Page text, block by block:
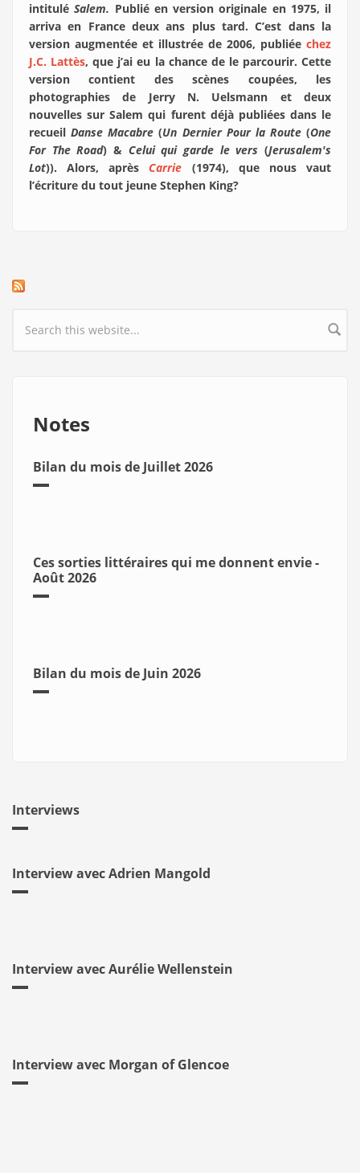
intituléSalem. Publié en version originale en 1975, il
arriva en France deux ans plus tard. C’est dans la
version augmentée et illustrée de 2006, publiée chez
J.C. Lattès, que j’ai eu la chance de le parcourir. Cette
version contient des scènes coupées, les
photographies de Jerry N. Uelsmann et deux
nouvelles sur Salem qui furent déjà publiées dans le
recueilDanse Macabre (Un Dernier Pour la Route (One
For The Road) & Celui qui garde le vers (Jerusalem's
Lot)). Alors, après Carrie
(1974), que nous vaut
l’écriture du tout jeune Stephen King?
Search form
Notes
Bilan du mois de Juillet 2026
Ces sorties littéraires qui me donnent envie -
Août 2026
Bilan du mois de Juin 2026
Interviews
Interview avec Adrien Mangold
Interview avec Aurélie Wellenstein
Interview avec Morgan of Glencoe